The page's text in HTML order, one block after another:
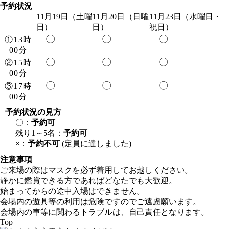
予約状況
11月19日（土曜
日）
11月20日（日曜
日）
11月23日（水曜日・
祝日）
①13時
00分
〇 〇 〇
②15時
00分
〇 〇 〇
③17時
00分
〇 〇 〇
予約状況の見方
〇： 予約可
残り1～5名： 予約可
×： 予約不可 (定員に達しました)
注意事項
ご来場の際はマスクを必ず着用してお越しください。
静かに鑑賞できる方であればどなたでも大歓迎。
始まってからの途中入場はできません。
会場内の遊具等の利用は危険ですのでご遠慮願います。
会場内の車等に関わるトラブルは、自己責任となります。
Top